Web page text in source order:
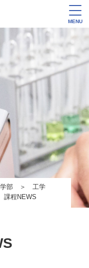
MENU
学部＞ 工学
課程NEWS